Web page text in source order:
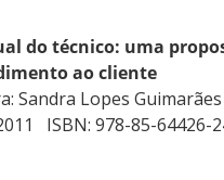
do técnico: uma
ao cliente
Sandra Lopes Guimarães
ISBN: 978-85-64426-